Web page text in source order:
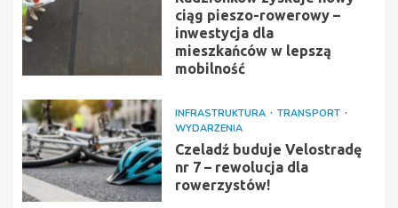
ciąg pieszo-rowerowy –
inwestycja dla
mieszkańców w lepszą
mobilność
INFRASTRUKTURA
TRANSPORT
WYDARZENIA
Czeladź buduje Velostradę
nr 7 – rewolucja dla
rowerzystów!